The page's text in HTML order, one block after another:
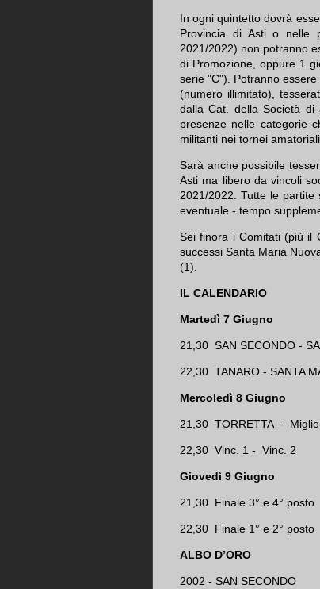
In ogni quintetto dovrà
Provincia di Asti o nelle
2021/2022) non potranno
di Promozione, oppure 1
serie "C"). Potranno
(numero illimitato),
dalla Cat. della Società di
presenze nelle categorie
militanti nei tornei
Sarà anche possibile
Asti ma libero da vincoli
2021/2022. Tutte le
eventuale - tempo
Sei finora i Comitati (più il
successi Santa Maria
(1).
IL CALENDARIO
Martedì 7 Giugno
21,30 SAN SECONDO -
22,30 TANARO - SANTA
Mercoledì 8 Giugno
21,30 TORRETTA -
22,30 Vinc. 1 - Vinc. 2
Giovedì 9 Giugno
21,30 Finale 3° e 4° posto
22,30 Finale 1° e 2°
ALBO D’ORO
2002 - SAN SECONDO